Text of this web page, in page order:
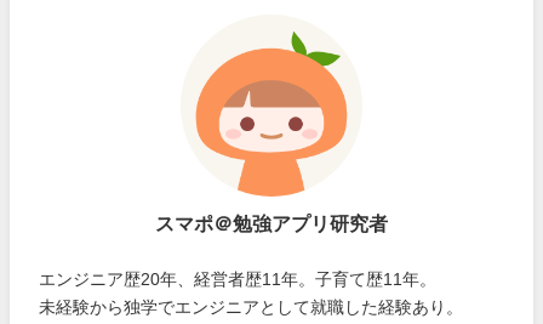
スマポ＠勉強アプリ研究者
エンジニア歴20年、経営者歴11年。子育て歴11年。
未経験から独学でエンジニアとして就職した経験あり。